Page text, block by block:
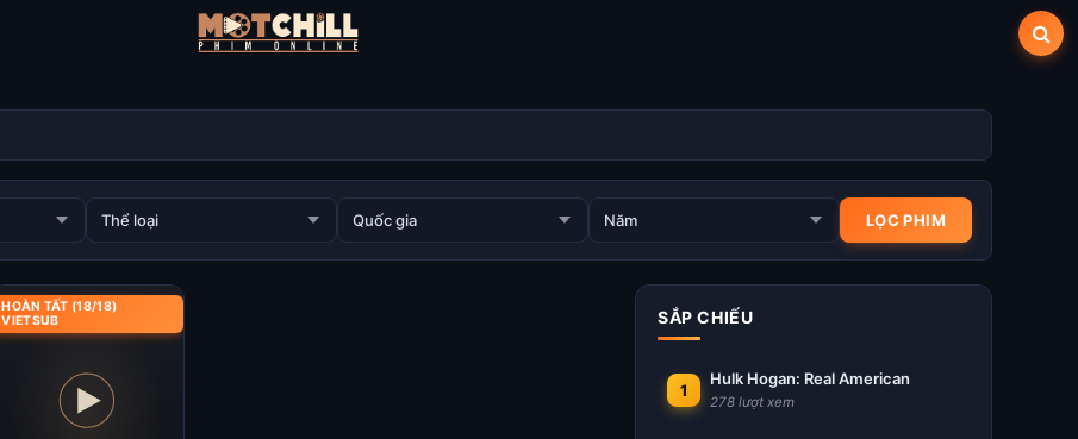
HOÀN TẤT (18/18)
VIETSUB
SẮP CHIẾU
1
Hulk Hogan: Real American
278 lượt xem